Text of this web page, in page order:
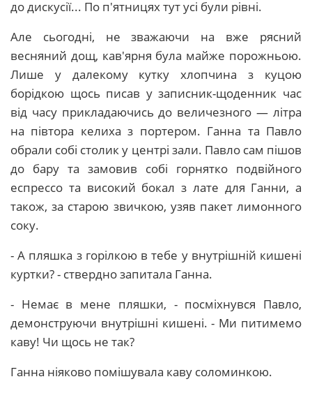
до дискусії... По п'ятницях тут усі були рівні.
Але сьогодні, не зважаючи на вже рясний
весняний дощ, кав'ярня була майже порожньою.
Лише у далекому кутку хлопчина з куцою
борідкою щось писав у записник-щоденник час
від часу прикладаючись до величезного — літра
на півтора келиха з портером. Ганна та Павло
обрали собі столик у центрі зали. Павло сам пішов
до бару та замовив собі горнятко подвійного
еспрессо та високий бокал з лате для Ганни, а
також, за старою звичкою, узяв пакет лимонного
соку.
- А пляшка з горілкою в тебе у внутрішній кишені
куртки? - ствердно запитала Ганна.
- Немає в мене пляшки, - посміхнувся Павло,
демонструючи внутрішні кишені. - Ми питимемо
каву! Чи щось не так?
Ганна ніяково помішувала каву соломинкою.